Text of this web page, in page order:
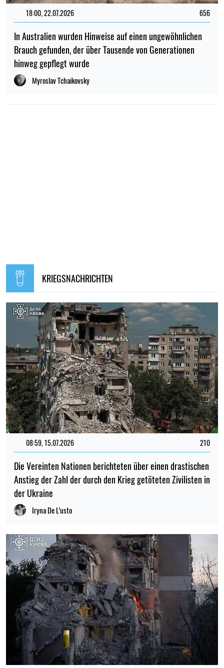
18:00, 22.07.2026 656
In Australien wurden Hinweise auf einen ungewöhnlichen
Brauch gefunden, der über Tausende von Generationen
hinweg gepflegt wurde
Myroslav Tchaikovsky
KRIEGSNACHRICHTEN
08:59, 15.07.2026 210
Die Vereinten Nationen berichteten über einen drastischen
Anstieg der Zahl der durch den Krieg getöteten Zivilisten in
der Ukraine
Iryna De L’usto